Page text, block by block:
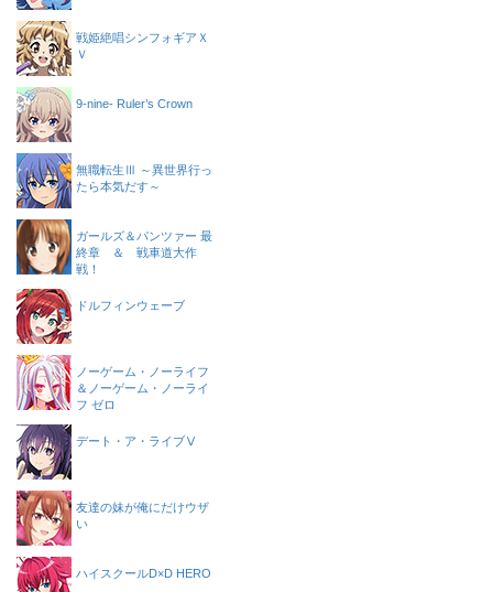
戦姫絶唱シンフォギアＸ
Ｖ
9-nine- Ruler’s Crown
無職転生Ⅲ ～異世界行っ
たら本気だす～
ガールズ＆パンツァー 最
終章 ＆ 戦車道大作
戦！
ドルフィンウェーブ
ノーゲーム・ノーライフ
＆ノーゲーム・ノーライ
フ ゼロ
デート・ア・ライブⅤ
友達の妹が俺にだけウザ
い
ハイスクールD×D HERO